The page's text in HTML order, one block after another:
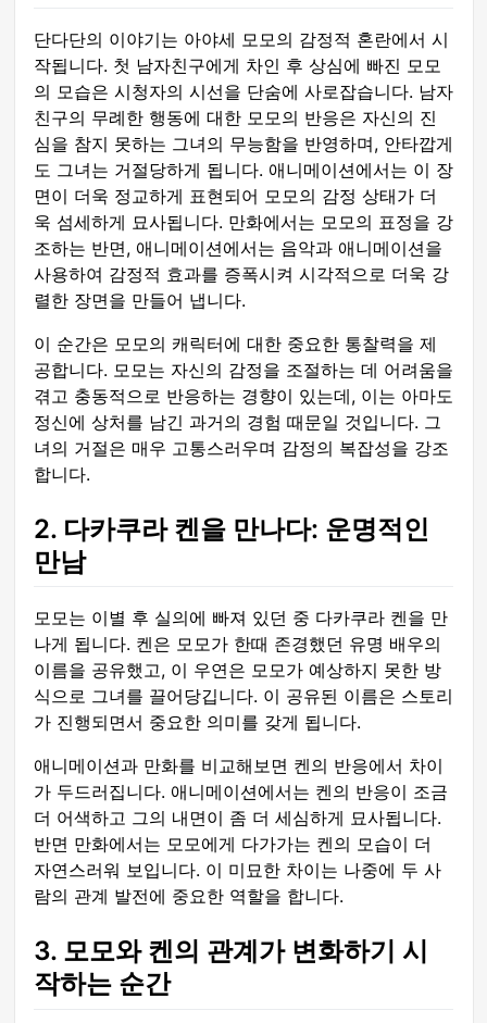
단다단의 이야기는 아야세 모모의 감정적 혼란에서 시
작됩니다. 첫 남자친구에게 차인 후 상심에 빠진 모모
의 모습은 시청자의 시선을 단숨에 사로잡습니다. 남자
친구의 무례한 행동에 대한 모모의 반응은 자신의 진
심을 참지 못하는 그녀의 무능함을 반영하며, 안타깝게
도 그녀는 거절당하게 됩니다. 애니메이션에서는 이 장
면이 더욱 정교하게 표현되어 모모의 감정 상태가 더
욱 섬세하게 묘사됩니다. 만화에서는 모모의 표정을 강
조하는 반면, 애니메이션에서는 음악과 애니메이션을
사용하여 감정적 효과를 증폭시켜 시각적으로 더욱 강
렬한 장면을 만들어 냅니다.
이 순간은 모모의 캐릭터에 대한 중요한 통찰력을 제
공합니다. 모모는 자신의 감정을 조절하는 데 어려움을
겪고 충동적으로 반응하는 경향이 있는데, 이는 아마도
정신에 상처를 남긴 과거의 경험 때문일 것입니다. 그
녀의 거절은 매우 고통스러우며 감정의 복잡성을 강조
합니다.
2. 다카쿠라 켄을 만나다: 운명적인
만남
모모는 이별 후 실의에 빠져 있던 중 다카쿠라 켄을 만
나게 됩니다. 켄은 모모가 한때 존경했던 유명 배우의
이름을 공유했고, 이 우연은 모모가 예상하지 못한 방
식으로 그녀를 끌어당깁니다. 이 공유된 이름은 스토리
가 진행되면서 중요한 의미를 갖게 됩니다.
애니메이션과 만화를 비교해보면 켄의 반응에서 차이
가 두드러집니다. 애니메이션에서는 켄의 반응이 조금
더 어색하고 그의 내면이 좀 더 세심하게 묘사됩니다.
반면 만화에서는 모모에게 다가가는 켄의 모습이 더
자연스러워 보입니다. 이 미묘한 차이는 나중에 두 사
람의 관계 발전에 중요한 역할을 합니다.
3. 모모와 켄의 관계가 변화하기 시
작하는 순간